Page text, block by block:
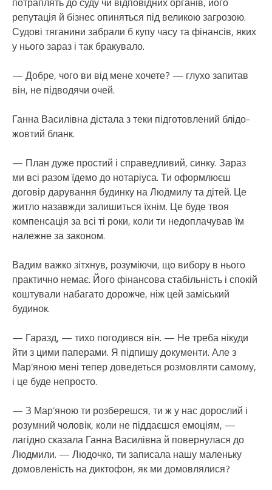
репутація й бізнес опиняться під великою загрозою.
Судові тяганини забрали б купу часу та фінансів, яких
у нього зараз і так бракувало.
— Добре, чого ви від мене хочете? — глухо запитав
він, не підводячи очей.
Ганна Василівна дістала з теки підготовлений блідо-
жовтий бланк.
— План дуже простий і справедливий, синку. Зараз
ми всі разом їдемо до нотаріуса. Ти оформлюєш
договір дарування будинку на Людмилу та дітей. Це
житло назавжди залишиться їхнім. Це буде твоя
компенсація за всі ті роки, коли ти недоплачував їм
належне за законом.
Вадим важко зітхнув, розуміючи, що вибору в нього
практично немає. Його фінансова стабільність і спокій
коштували набагато дорожче, ніж цей заміський
будинок.
— Гаразд, — тихо погодився він. — Не треба нікуди
йти з цими паперами. Я підпишу документи. Але з
Мар’яною мені тепер доведеться розмовляти самому,
і це буде непросто.
— З Мар’яною ти розберешся, ти ж у нас дорослий і
розумний чоловік, коли не піддаєшся емоціям, —
лагідно сказала Ганна Василівна й повернулася до
Людмили. — Людочко, ти записала нашу маленьку
домовленість на диктофон, як ми домовлялися?